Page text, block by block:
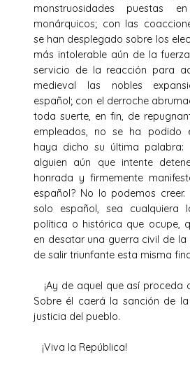
monstruosidades puestas
monárquicos; con las
se han desplegado sobre los
más intolerable aún de la
servicio de la reacción para
medieval las nobles
español; con el derroche
toda suerte, en fin, de
empleados, no se ha podido
haya dicho su última palabra:
alguien aún que intente
honrada y firmemente
español? No lo podemos
solo español, sea cualquiera
política o histórica que ocupe,
en desatar una guerra civil de
de salir triunfante esta misma
¡Ay de aquel que así proceda
Sobre él caerá la sanción de
justicia del pueblo.
¡Viva la República!